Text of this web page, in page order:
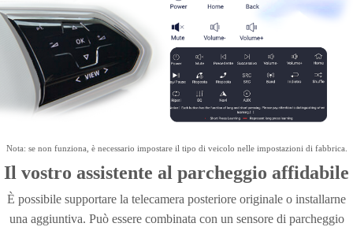
Nota: se non funziona, è necessario impostare il tipo di veicolo nelle impostazioni di fabbrica.
Il vostro assistente al parcheggio affidabile
È possibile supportare la telecamera posteriore originale o installarne
una aggiuntiva. Può essere combinata con un sensore di parcheggio